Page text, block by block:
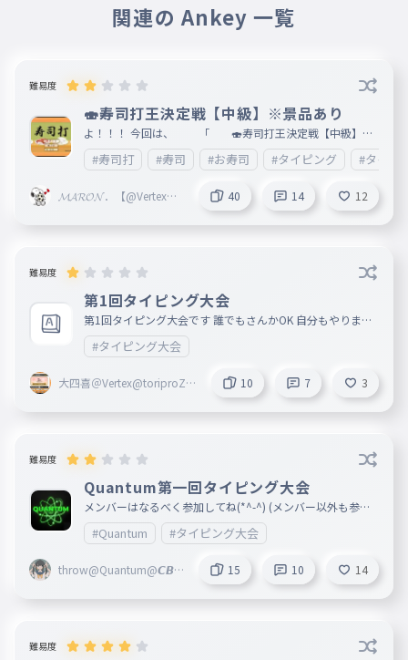
関連の Ankey 一覧
難易度
🍣寿司打王決定戦【中級】※景品あり
よ！！！ 今回は、 「 🍣寿司打王決定戦【中級】
」 です！！ 寿司打の中級を打ってもらいます！！ ||||さて
、誰が一位を取るのでしょうか||| さてさて、初級のほうは
（https://ankey.io/wordbooks/d6d6tma9io6g02vgg4a0?r
anking_current=total） ☆ランキング☆ 1位N.S.21 2位Jaku
3位縺ｿ縺吶◆繝ｼ縺溘＞縺ｷ 4位𝐵𝑂𝐾𝑈𝐶𝐻𝐴𝑅𝑂 5位𝖑𝖎𝖔𝕷𝖆𝖎𝖙𝖔★
#寿司打 #寿司 #お寿司 #タイピング #タイピ
𝓜𝓐𝓡𝓞𝓝．【@Vertex（t
40 14 12
難易度
第1回タイピング大会
第1回タイピング大会です 誰でもさんかOK 自分もやります
7月25日〜8月15日までにプレイしてください 何回でも挑戦
OK 上位5名には特典があります 参加したかたにははフォロ
ーします 1位は全作品にハート2位3位は10作品にハート 4位
5位は5作品にハートです もともとフォローしていた方には1
作品にハート 2026/07/29 10プレイ突破
#タイピング大会
大四喜＠Vertex@toriproZ Λ
10 7 3
難易度
Quantum第一回タイピング大会
メンバーはなるべく参加してね(*^-^) (メンバー以外も参加
していってくれ)
#Quantum #タイピング大会
throw@Quantum@𝘾𝘽ᶜᵃ
15 10 14
難易度